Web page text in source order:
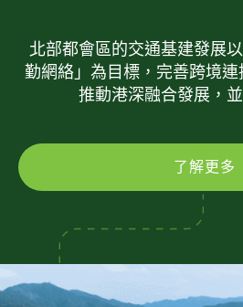
北部都會區的交通基建發展
勤網絡」為目標，完善跨境連
推動港深融合發展，
了解更多